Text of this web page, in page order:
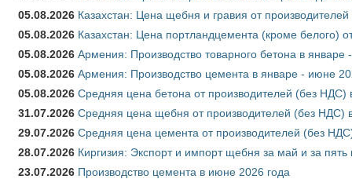
05.08.2026 Казахстан: Цена щебня и гравия от
05.08.2026 Казахстан: Цена портландцемента (кроме белого)
05.08.2026 Армения: Производство товарного бетона в январе
05.08.2026 Армения: Производство цемента в январе - июне
05.08.2026 Средняя цена бетона от производителей (без НДС)
31.07.2026 Средняя цена щебня от производителей (без НДС)
29.07.2026 Средняя цена цемента от производителей (без
28.07.2026 Киргизия: Экспорт и импорт щебня за май и за
23.07.2026 Производство цемента в июне 2026 года